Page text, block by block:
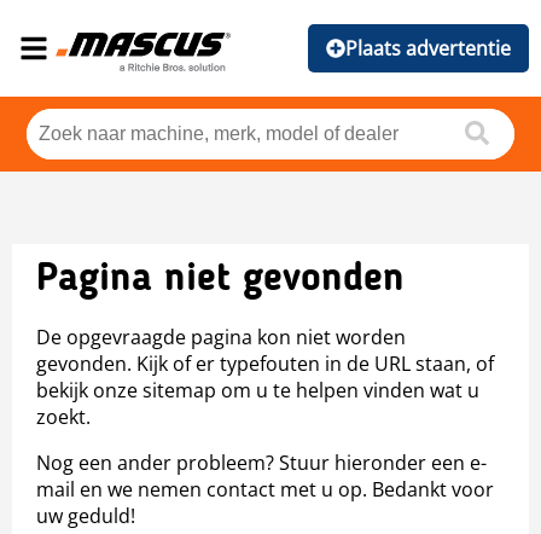
Plaats advertentie
Pagina niet gevonden
De opgevraagde pagina kon niet worden
gevonden. Kijk of er typefouten in de URL staan, of
bekijk onze sitemap om u te helpen vinden wat u
zoekt.
Nog een ander probleem? Stuur hieronder een e-
mail en we nemen contact met u op. Bedankt voor
uw geduld!